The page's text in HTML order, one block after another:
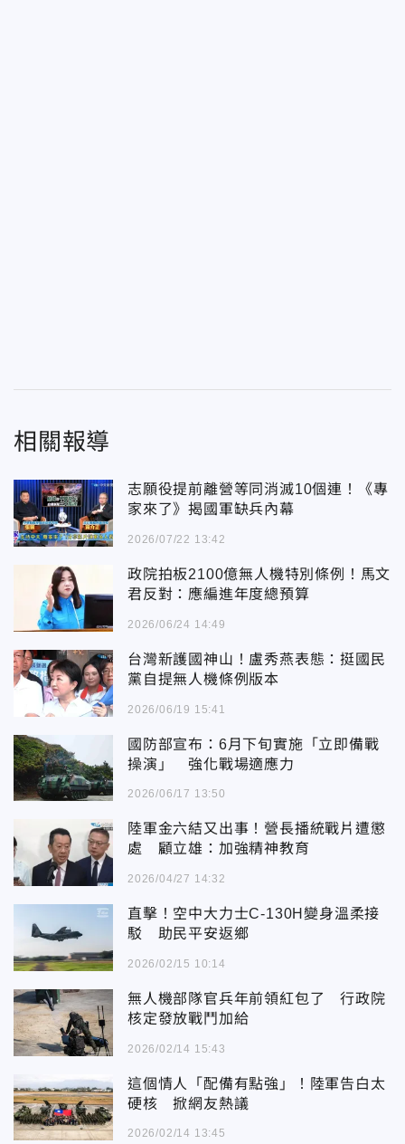
相關報導
志願役提前離營等同消滅10個連！《專
家來了》揭國軍缺兵內幕
2026/07/22 13:42
政院拍板2100億無人機特別條例！馬文
君反對：應編進年度總預算
2026/06/24 14:49
台灣新護國神山！盧秀燕表態：挺國民
黨自提無人機條例版本
2026/06/19 15:41
國防部宣布：6月下旬實施「立即備戰
操演」 強化戰場適應力
2026/06/17 13:50
陸軍金六結又出事！營長播統戰片遭懲
處 顧立雄：加強精神教育
2026/04/27 14:32
直擊！空中大力士C-130H變身溫柔接
駁 助民平安返鄉
2026/02/15 10:14
無人機部隊官兵年前領紅包了 行政院
核定發放戰鬥加給
2026/02/14 15:43
這個情人「配備有點強」！陸軍告白太
硬核 掀網友熱議
2026/02/14 13:45